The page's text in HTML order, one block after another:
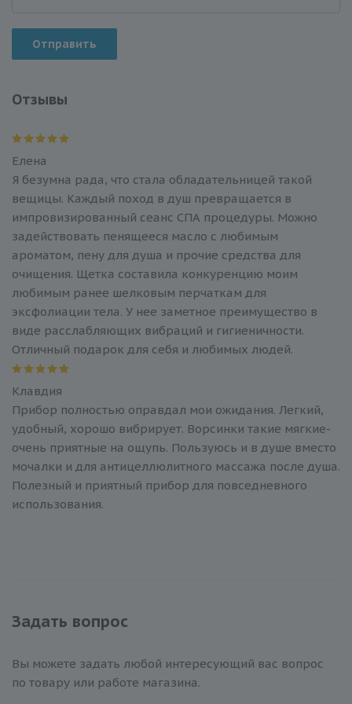
Отправить
Отзывы
Елена
Я безумна рада, что стала обладательницей такой
вещицы. Каждый поход в душ превращается в
импровизированный сеанс СПА процедуры. Можно
задействовать пенящееся масло с любимым
ароматом, пену для душа и прочие средства для
очищения. Щетка составила конкуренцию моим
любимым ранее шелковым перчаткам для
эксфолиации тела. У нее заметное преимущество в
виде расслабляющих вибраций и гигиеничности.
Отличный подарок для себя и любимых людей.
Клавдия
Прибор полностью оправдал мои ожидания. Легкий,
удобный, хорошо вибрирует. Ворсинки такие мягкие-
очень приятные на ощупь. Пользуюсь и в душе вместо
мочалки и для антицеллюлитного массажа после душа.
Полезный и приятный прибор для повседневного
использования.
Задать вопрос
Вы можете задать любой интересующий вас вопрос
по товару или работе магазина.